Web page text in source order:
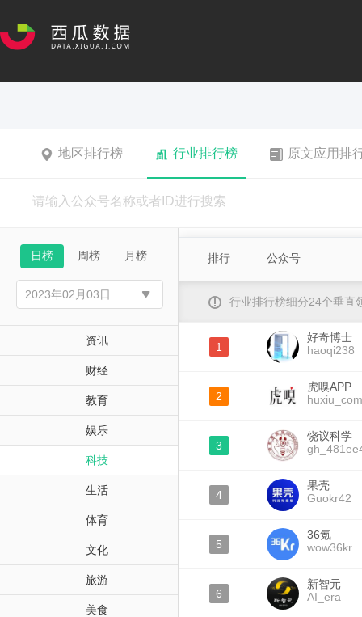
地区排行榜 行业排行榜 原文应用排
日榜 周榜 月榜
资讯
财经
教育
娱乐
科技
生活
体育
文化
旅游
美食
排行 公众号
行业排行榜细分24个垂直
1
好奇博士
haoqi238
2
虎嗅APP
huxiu_com
3
饶议科学
4
果壳
Guokr42
5
36氪
wow36kr
6
新智元
AI_era